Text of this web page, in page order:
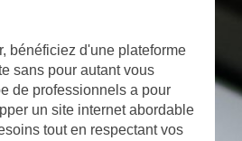
bénéficiez d'une plateforme
sans pour autant vous
de professionnels a pour
un site internet abordable
tout en respectant vos